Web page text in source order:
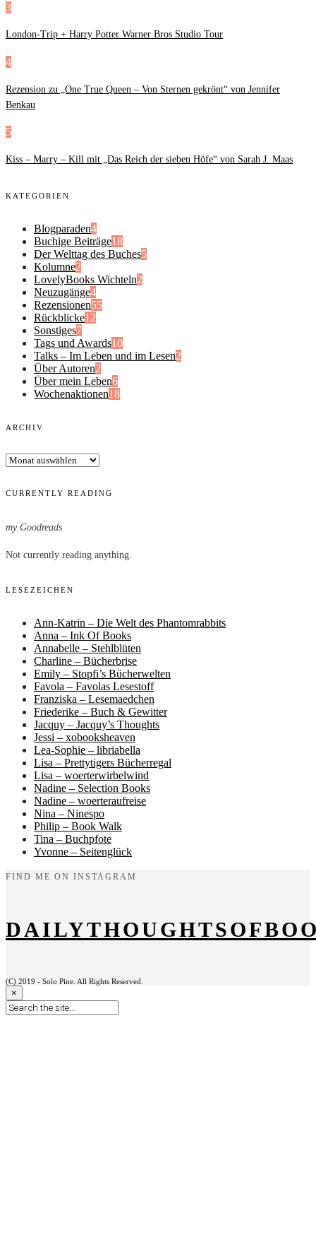
3
London-Trip + Harry Potter Warner Bros Studio Tour
4
Rezension zu „One True Queen – Von Sternen gekrönt“ von Jennifer
Benkau
5
Kiss – Marry – Kill mit „Das Reich der sieben Höfe“ von Sarah J. Maas
KATEGORIEN
Blogparaden4
Buchige Beiträge18
Der Welttag des Buches5
Kolumne2
LovelyBooks Wichteln2
Neuzugänge4
Rezensionen55
Rückblicke12
Sonstiges7
Tags und Awards10
Talks – Im Leben und im Lesen2
Über Autoren2
Über mein Leben6
Wochenaktionen18
ARCHIV
Archiv
CURRENTLY READING
my Goodreads
Not currently reading anything.
LESEZEICHEN
Ann-Katrin – Die Welt des Phantomrabbits
Anna – Ink Of Books
Annabelle – Stehlblüten
Charline – Bücherbrise
Emily – Stopfi’s Bücherwelten
Favola – Favolas Lesestoff
Franziska – Lesemaedchen
Friederike – Buch & Gewitter
Jacquy – Jacquy’s Thoughts
Jessi – xobooksheaven
Lea-Sophie – libriabella
Lisa – Prettytigers Bücherregal
Lisa – woerterwirbelwind
Nadine – Selection Books
Nadine – woerteraufreise
Nina – Ninespo
Philip – Book Walk
Tina – Buchpfote
Yvonne – Seitenglück
FIND ME ON INSTAGRAM
(C) 2019 - Solo Pine. All Rights Reserved.
×